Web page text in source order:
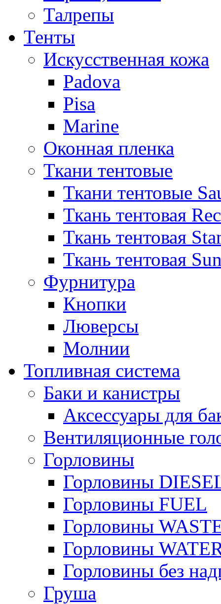
Талрепы
Тенты
Искусственная кожа
Padova
Pisa
Marine
Оконная пленка
Ткани тентовые
Ткани тентовые
Ткань тентовая
Ткань тентовая
Ткань тентовая
Фурнитура
Кнопки
Люверсы
Молнии
Топливная система
Баки и канистры
Аксессуары для
Вентиляционные
Горловины
Горловины
Горловины FUEL
Горловины
Горловины
Горловины без
Груша